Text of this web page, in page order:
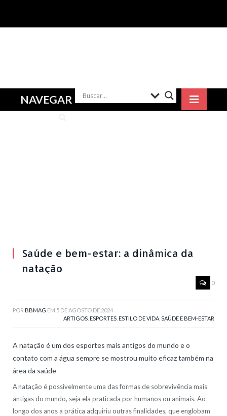
NAVEGAR
Saúde e bem-estar: a dinâmica da
natação
0
POR BBMAG EM 5 DE AGOSTO DE 2024
ARTIGOS ESPORTES ESTILO DE VIDA SAÚDE E BEM-ESTAR
A natação é um dos esportes mais antigos do mundo e o
contato com a água sempre se mostrou muito eficaz também na
área da saúde
A natação é possivelmente uma das formas de sobrevivência mais
antigas do mundo, seja ela praticada por humanos ou animais. Ao
longo dos anos a prática adquiriu outras finalidades, que englobam